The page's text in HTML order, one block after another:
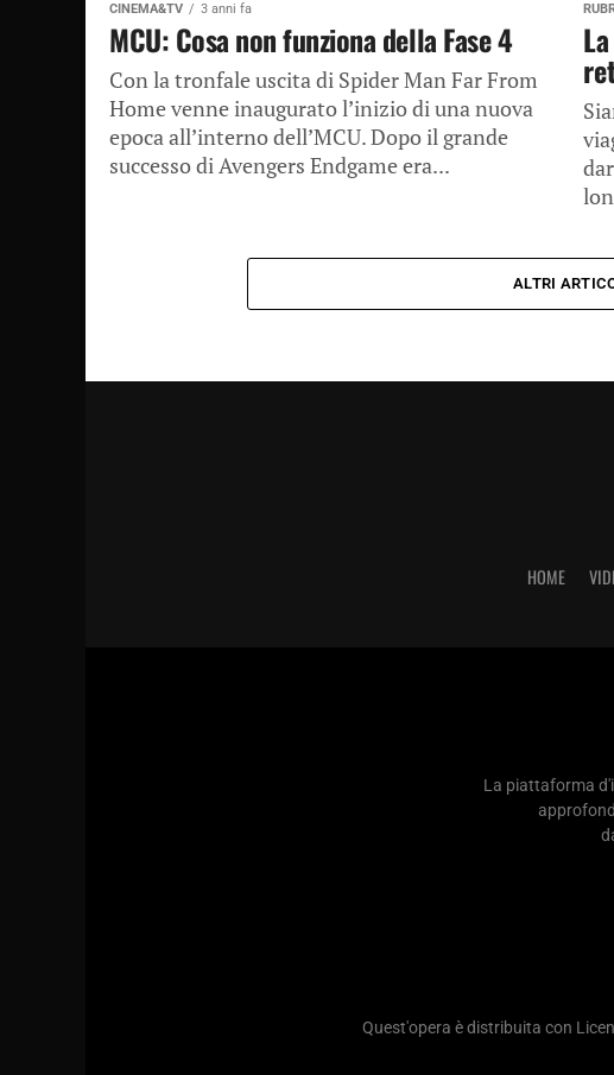
CINEMA&TV 3 anni fa
MCU: Cosa non funziona della Fase 4
Con la tronfale uscita di Spider Man Far From
Home venne inaugurato l’inizio di una nuova
epoca all’interno dell’MCU. Dopo il grande
successo di Avengers Endgame era...
ALTRI
HOME
La piattaforma
Quest'opera è distribuita con